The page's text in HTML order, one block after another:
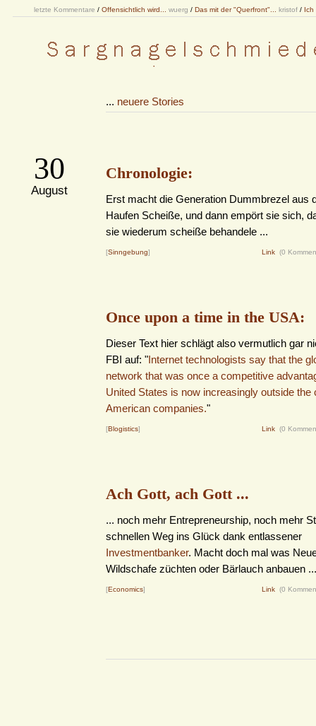
letzte Kommentare / Offensichtlich wird... wuerg / Das mit der "Querfront"... kristof / Ich
... neuere Stories
30
August
Chronologie:
Erst macht die Generation Dummbrezel aus
Haufen Scheiße, und dann empört sie sich,
sie wiederum scheiße behandele ...
[Sinngebung] Link (0
Once upon a time in the USA:
Dieser Text hier schlägt also vermutlich gar
FBI auf: "Internet technologists say that the
network that was once a competitive
United States is now increasingly outside the
American companies."
[Blogistics] Link (0
Ach Gott, ach Gott ...
... noch mehr Entrepreneurship, noch mehr
schnellen Weg ins Glück dank entlassener
Investmentbanker. Macht doch mal was
Wildschafe züchten oder Bärlauch anbauen ...
[Economics] Link (0